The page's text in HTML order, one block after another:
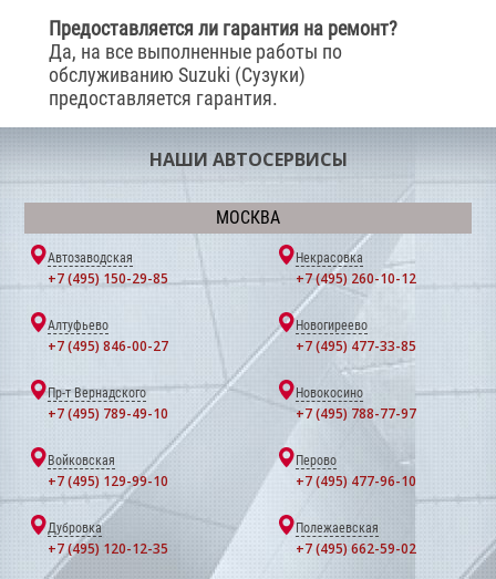
Предоставляется ли гарантия на ремонт?
Да, на все выполненные работы по
обслуживанию Suzuki (Сузуки)
предоставляется гарантия.
НАШИ АВТОСЕРВИСЫ
МОСКВА
Автозаводская
+7 (495) 150-29-85
Некрасовка
+7 (495) 260-10-12
Алтуфьево
+7 (495) 846-00-27
Новогиреево
+7 (495) 477-33-85
Пр-т Вернадского
+7 (495) 789-49-10
Новокосино
+7 (495) 788-77-97
Войковская
+7 (495) 129-99-10
Перово
+7 (495) 477-96-10
Дубровка
+7 (495) 120-12-35
Полежаевская
+7 (495) 662-59-02